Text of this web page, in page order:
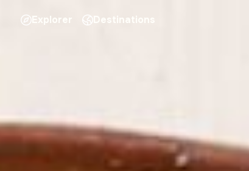
Explorer Destinations